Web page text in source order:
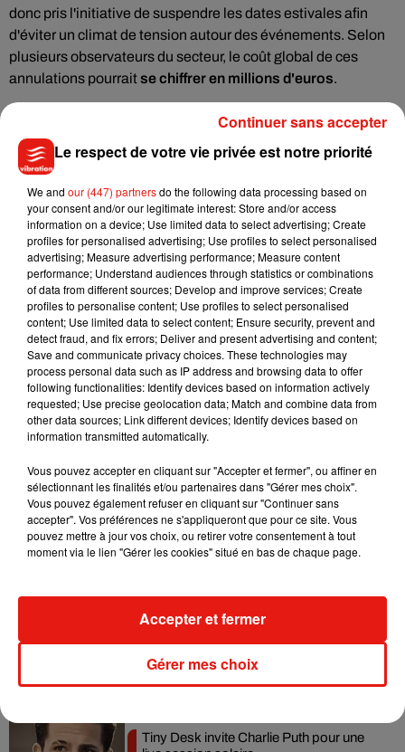
donc pris l'initiative de suspendre les dates estivales afin
d'éviter un climat de tension autour des événements. Selon
plusieurs observateurs du secteur, le coût global de ces
annulations pourraitse chiffrer en millions d'euros.
Malgré ces reports, certains festivals tentent déjà de sauver
ou encore à Jullouville, les
organisateurs travaillent activement à trouver un artiste
capable de remplacer l'interprète de
Reste désormais une grande question : la tournée prévue à
partir d'octobre pourra-t-elle réellement avoir lieu ? Plus de
trente concerts sont toujours programmés à travers la
France, la Belgique et la Suisse.
Mais la pression continue de monter autour de l'artiste. Une
pétition réclamant l'annulation de sa tournée a déjà recueilli
plusieurs dizaines de milliers de signatures, tandis que la
CGT Spectacle demande un réexamen de la licence de
producteur de spectacles de sa société.
À ce stade, les concerts prévus à l'automne restent
maintenus, mais leur tenue dépendra de l'évolution de la
Musique
5 août 2026
Benny Blanco invite Selena Gomez et
Tiny Desk invite Charlie Puth pour une
Le respect de votre vie privée est notre priorité
We and our (447) partnersdo the following data processing based on
your consent and/or our legitimate interest: Store and/or access
information on a device; Use limited data to select advertising; Create
profiles for personalised advertising; Use profiles to select personalised
advertising; Measure advertising performance; Measure content
performance; Understand audiences through statistics or combinations
of data from different sources; Develop and improve services; Create
profiles to personalise content; Use profiles to select personalised
content; Use limited data to select content; Ensure security, prevent and
detect fraud, and fix errors; Deliver and present advertising and content;
Save and communicate privacy choices. These technologies may
process personal data such as IP address and browsing data to offer
following functionalities: Identify devices based on information actively
requested; Use precise geolocation data; Match and combine data from
other data sources; Link different devices; Identify devices based on
information transmitted automatically.
Vous pouvez accepter en cliquant sur "Accepter et fermer", ou affiner en
sélectionnant les finalités et/ou partenaires dans "Gérer mes choix".
Vous pouvez également refuser en cliquant sur "Continuer sans
accepter". Vos préférences ne s'appliqueront que pour ce site. Vous
pouvez mettre à jour vos choix, ou retirer votre consentement à tout
moment via le lien "Gérer les cookies" situé en bas de chaque page.
Gérer mes choix
Accepter et fermer
Continuer sans accepter